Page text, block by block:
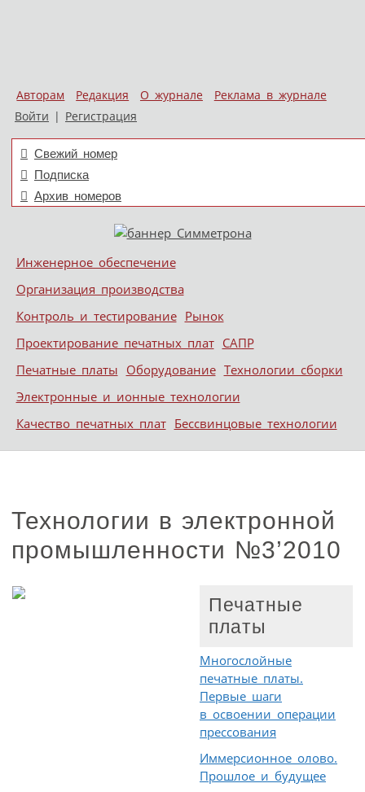
Авторам Редакция О журнале
Реклама в журнале
Войти | Регистрация
Свежий номер
Подписка
Архив номеров
Меню
Skip to content
Инженерное обеспечение
Организация производства
Контроль и тестирование Рынок
Проектирование печатных плат САПР
Печатные платы Оборудование Технологии сборки
Электронные и ионные технологии
Качество печатных плат Бессвинцовые технологии
Технологии в электронной
промышленности №3’2010
Печатные
платы
Многослойные
печатные платы.
Первые шаги
в освоении операции
прессования
Иммерсионное олово.
Прошлое и будущее